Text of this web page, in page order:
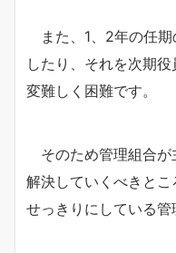
また、1、2年の任期
したり、それを次期
変難しく困難です。
そのため管理組合が
解決していくべきと
せっきりにしている管